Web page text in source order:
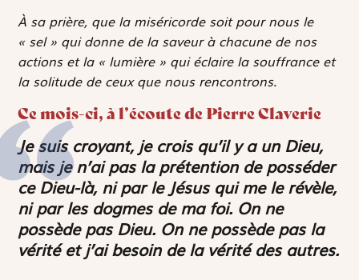
À sa prière, que la miséricorde soit pour nous le
« sel » qui donne de la saveur à chacune de nos
actions et la « lumière » qui éclaire la souffrance et
la solitude de ceux que nous rencontrons.
Ce mois-ci, à l’écoute de Pierre Claverie
Je suis croyant, je crois qu’il y a un Dieu,
mais je n’ai pas la prétention de posséder
ce Dieu-là, ni par le Jésus qui me le révèle,
ni par les dogmes de ma foi. On ne
possède pas Dieu. On ne possède pas la
vérité et j’ai besoin de la vérité des autres.